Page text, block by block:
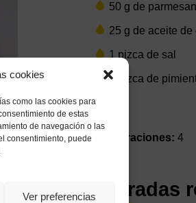
cookies
como las cookies para
de estas
de navegación o las
consentimiento, puede
Ver preferencias
50 g de
25 g de aceite
1 pizca de sal
1 pizca de
Nº de raciones: 4
Entradas